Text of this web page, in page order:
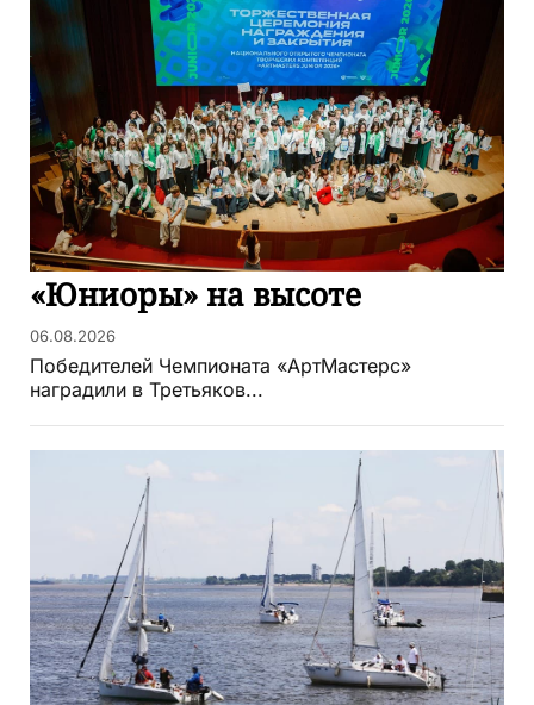
«Юниоры» на высоте
06.08.2026
Победителей Чемпионата «АртМастерс»
наградили в Третьяков...